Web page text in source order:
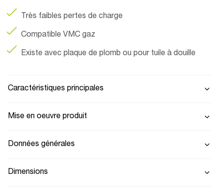
Très faibles pertes de charge
Compatible VMC gaz
Existe avec plaque de plomb ou pour tuile à douille
Caractéristiques principales
Mise en oeuvre produit
Données générales
Dimensions